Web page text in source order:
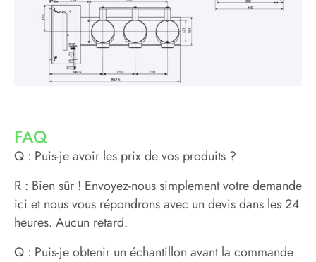
FAQ
Q : Puis-je avoir les prix de vos produits ?
R : Bien sûr ! Envoyez-nous simplement votre demande
ici et nous vous répondrons avec un devis dans les 24
heures. Aucun retard.
Q : Puis-je obtenir un échantillon avant la commande